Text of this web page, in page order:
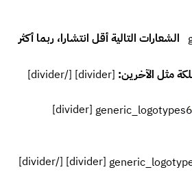
الشعارات التالية أقل انتشارا، ربما أكثر
مثل الآخرين: [divider] [/divider]
[divider]
[divider] [/divider]